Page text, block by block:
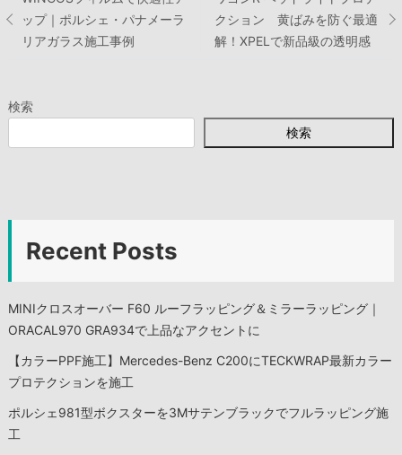
稿
ビ
シ
ョ
ン
ップ｜ポルシェ・パナメーラ
リアガラス施工事例
クション 黄ばみを防ぐ最適
解！XPELで新品級の透明感
検索
検索
Recent Posts
MINIクロスオーバー F60 ルーフラッピング＆ミラーラッピング｜
ORACAL970 GRA934で上品なアクセントに
【カラーPPF施工】Mercedes-Benz C200にTECKWRAP最新カラー
プロテクションを施工
ポルシェ981型ボクスターを3Mサテンブラックでフルラッピング施
工